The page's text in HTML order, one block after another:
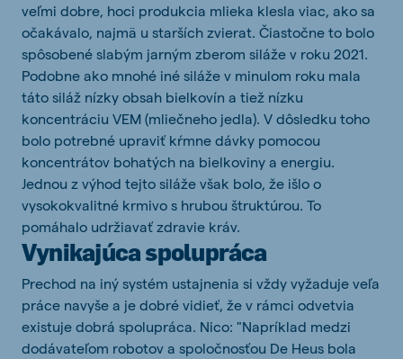
veľmi dobre, hoci produkcia mlieka klesla viac, ako sa
očakávalo, najmä u starších zvierat. Čiastočne to bolo
spôsobené slabým jarným zberom siláže v roku 2021.
Podobne ako mnohé iné siláže v minulom roku mala
táto siláž nízky obsah bielkovín a tiež nízku
koncentráciu VEM (mliečneho jedla). V dôsledku toho
bolo potrebné upraviť kŕmne dávky pomocou
koncentrátov bohatých na bielkoviny a energiu.
Jednou z výhod tejto siláže však bolo, že išlo o
vysokokvalitné krmivo s hrubou štruktúrou. To
pomáhalo udržiavať zdravie kráv.
Vynikajúca spolupráca
Prechod na iný systém ustajnenia si vždy vyžaduje veľa
práce navyše a je dobré vidieť, že v rámci odvetvia
existuje dobrá spolupráca. Nico: "Napríklad medzi
dodávateľom robotov a spoločnosťou De Heus bola